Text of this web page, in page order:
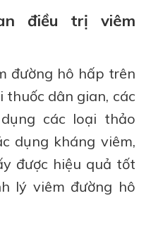
điều trị viêm
đường hô hấp trên
dân gian, các
các loại thảo
dụng kháng viêm,
được hiệu quả tốt
lý viêm đường hô